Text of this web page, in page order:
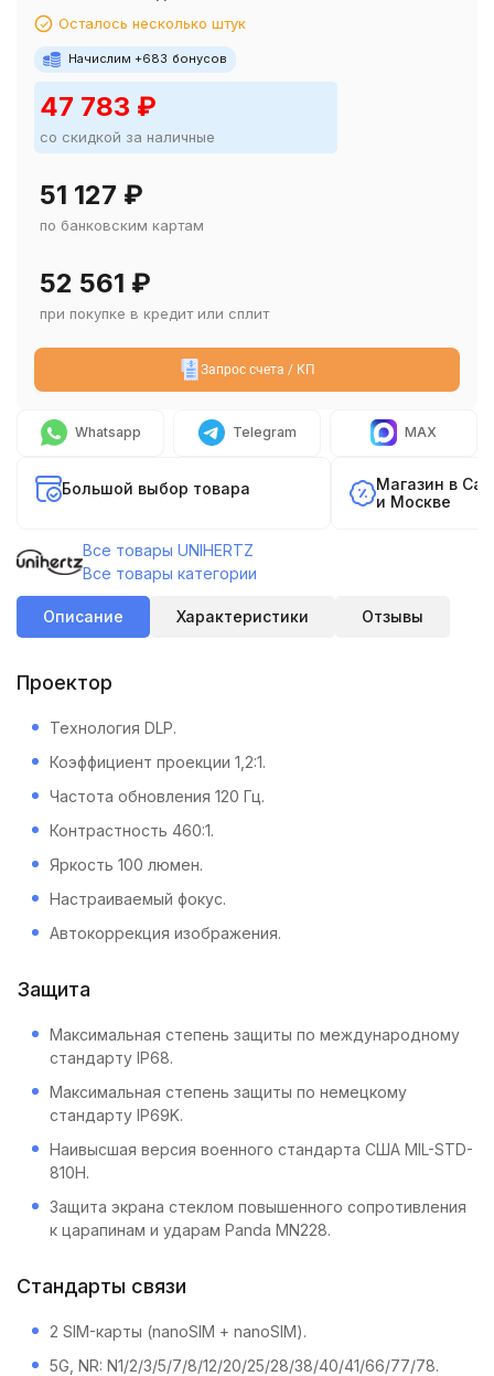
Осталось несколько штук
Начислим +683 бонусов
47 783 ₽
со скидкой за наличные
51 127 ₽
по банковским картам
52 561 ₽
при покупке в кредит или сплит
Запрос счета / КП
Whatsapp Telegram MAX
Большой выбор товара
Магазин в
и Москве
Все товары UNIHERTZ
Все товары категории
Описание Характеристики Отзывы
Проектор
Технология DLP.
Коэффициент проекции 1,2:1.
Частота обновления 120 Гц.
Контрастность 460:1.
Яркость 100 люмен.
Настраиваемый фокус.
Автокоррекция изображения.
Защита
Максимальная степень защиты по международному
стандарту IP68.
Максимальная степень защиты по немецкому
стандарту IP69K.
Наивысшая версия военного стандарта США MIL-STD-
810H.
Защита экрана стеклом повышенного сопротивления
к царапинам и ударам Panda MN228.
Стандарты связи
2 SIM-карты (nanoSIM + nanoSIM).
5G, NR: N1/2/3/5/7/8/12/20/25/28/38/40/41/66/77/78.